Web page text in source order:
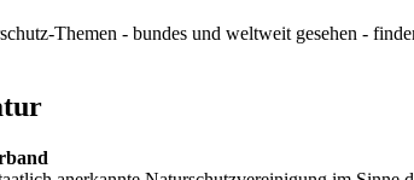
Themen - bundes und weltweit gesehen -